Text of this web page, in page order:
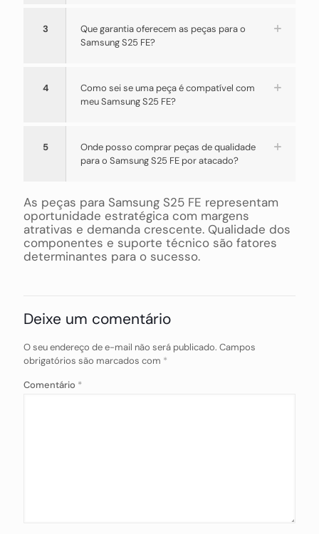
3
Que garantia oferecem as peças para o
Samsung S25 FE?
4
Como sei se uma peça é compatível com
meu Samsung S25 FE?
5
Onde posso comprar peças de qualidade
para o Samsung S25 FE por atacado?
As peças para Samsung S25 FE representam
oportunidade estratégica com margens
atrativas e demanda crescente. Qualidade dos
componentes e suporte técnico são fatores
determinantes para o sucesso.
Deixe um comentário
O seu endereço de e-mail não será publicado. Campos
obrigatórios são marcados com *
Comentário *